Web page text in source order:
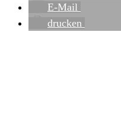
E-Mail
drucken